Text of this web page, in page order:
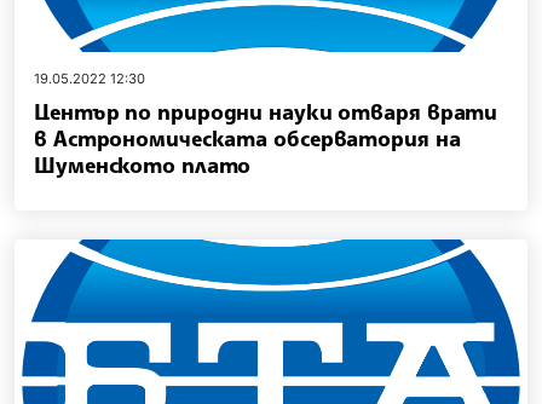
19.05.2022 12:30
Център по природни науки отваря врати
в Астрономическата обсерватория на
Шуменското плато